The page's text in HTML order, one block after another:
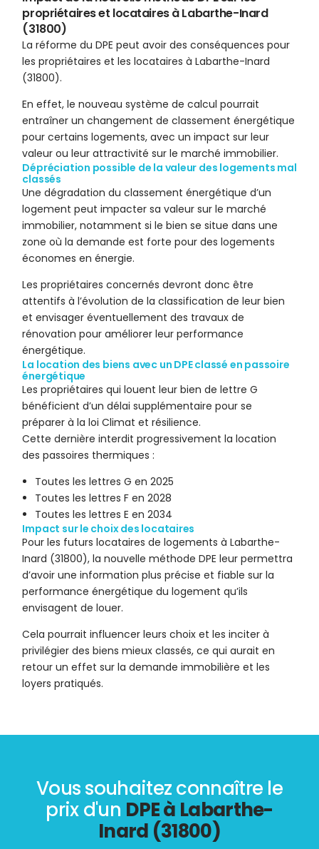
propriétaires et locataires à Labarthe-Inard
(31800)
La réforme du DPE peut avoir des conséquences pour
les propriétaires et les locataires à Labarthe-Inard
(31800).
En effet, le nouveau système de calcul pourrait
entraîner un changement de classement énergétique
pour certains logements, avec un impact sur leur
valeur ou leur attractivité sur le marché immobilier.
Dépréciation possible de la valeur des logements mal
classés
Une dégradation du classement énergétique d’un
logement peut impacter sa valeur sur le marché
immobilier, notamment si le bien se situe dans une
zone où la demande est forte pour des logements
économes en énergie.
Les propriétaires concernés devront donc être
attentifs à l’évolution de la classification de leur bien
et envisager éventuellement des travaux de
rénovation pour améliorer leur performance
énergétique.
La location des biens avec un DPE classé en passoire
énergétique
Les propriétaires qui louent leur bien de lettre G
bénéficient d’un délai supplémentaire pour se
préparer à la loi Climat et résilience.
Cette dernière interdit progressivement la location
des passoires thermiques :
Toutes les lettres G en 2025
Toutes les lettres F en 2028
Toutes les lettres E en 2034
Impact sur le choix des locataires
Pour les futurs locataires de logements à Labarthe-
Inard (31800), la nouvelle méthode DPE leur permettra
d’avoir une information plus précise et fiable sur la
performance énergétique du logement qu’ils
envisagent de louer.
Cela pourrait influencer leurs choix et les inciter à
privilégier des biens mieux classés, ce qui aurait en
retour un effet sur la demande immobilière et les
loyers pratiqués.
Vous souhaitez connaître le
prix d'un DPE à Labarthe-
Inard (31800)